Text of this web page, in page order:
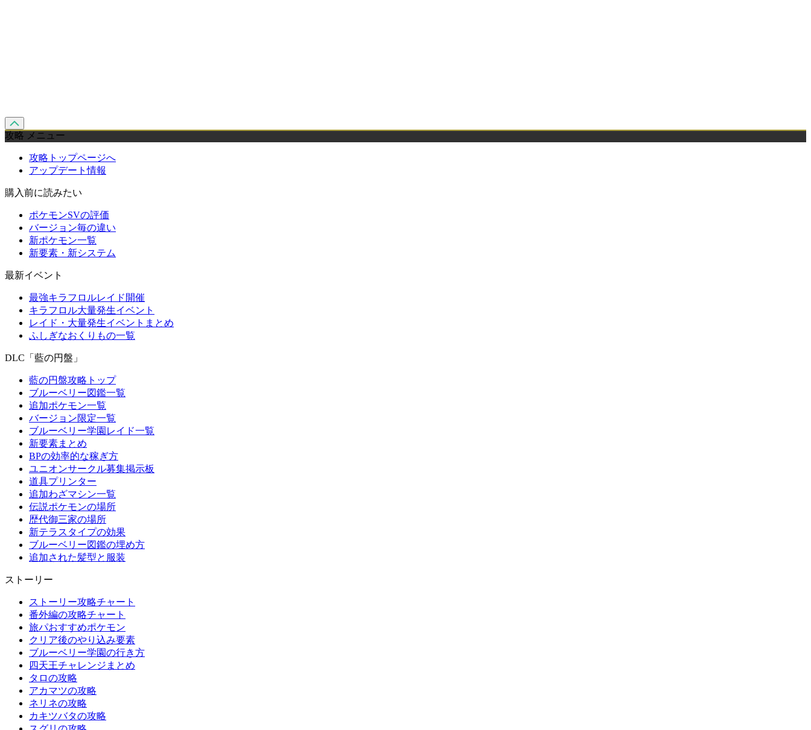
攻略 メニュー
攻略トップページへ
アップデート情報
購入前に読みたい
ポケモンSVの評価
バージョン毎の違い
新ポケモン一覧
新要素・新システム
最新イベント
最強キラフロルレイド開催
キラフロル大量発生イベント
レイド・大量発生イベントまとめ
ふしぎなおくりもの一覧
DLC「藍の円盤」
藍の円盤攻略トップ
ブルーベリー図鑑一覧
追加ポケモン一覧
バージョン限定一覧
ブルーベリー学園レイド一覧
新要素まとめ
BPの効率的な稼ぎ方
ユニオンサークル募集掲示板
道具プリンター
追加わざマシン一覧
伝説ポケモンの場所
歴代御三家の場所
新テラスタイプの効果
ブルーベリー図鑑の埋め方
追加された髪型と服装
ストーリー
ストーリー攻略チャート
番外編の攻略チャート
旅パおすすめポケモン
クリア後のやり込み要素
ブルーベリー学園の行き方
四天王チャレンジまとめ
タロの攻略
アカマツの攻略
ネリネの攻略
カキツバタの攻略